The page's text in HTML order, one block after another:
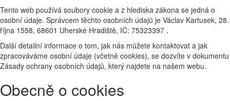
Tento web používá soubory cookie a z hlediska zákona se jedná o
osobní údaje. Správcem těchto osobních údajů je Václav Kartusek, 28.
října 1558, 68601 Uherské Hradiště, IČ: 75323397 .
Další detailní informace o tom, jak nás můžete kontaktovat a jak
zpracováváme osobní údaje (včetně cookies), se dozvíte v dokumentu
Zásady ochrany osobních údajů, který najdete na našem webu.
Obecně o cookies